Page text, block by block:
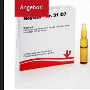
Angebot!